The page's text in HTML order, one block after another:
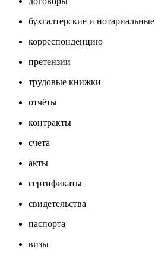
бухгалтерские и нотариальные
корреспонденцию
претензии
трудовые книжки
отчёты
контракты
счета
акты
сертификаты
свидетельства
паспорта
визы